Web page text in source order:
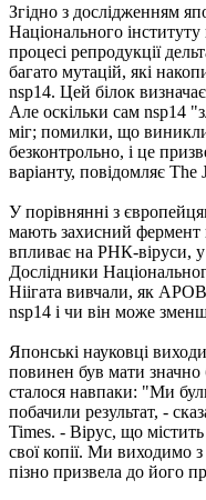
Згідно з дослідженням
Національного інституту
процесі репродукції
багато мутацій, які
nsp14. Цей білок
Але оскільки сам nsp14
міг; помилки, що
безконтрольно, і це
варіанту, повідомляє The
У порівнянні з
мають захисний
впливає на РНК-віруси,
Дослідники
Ніігата вивчали, як
nsp14 і чи він може
Японські науковці
повинен був мати значно
сталося навпаки: "Ми
побачили результат, -
Times. - Вірус, що
свої копії. Ми виходимо
пізно призвела до його